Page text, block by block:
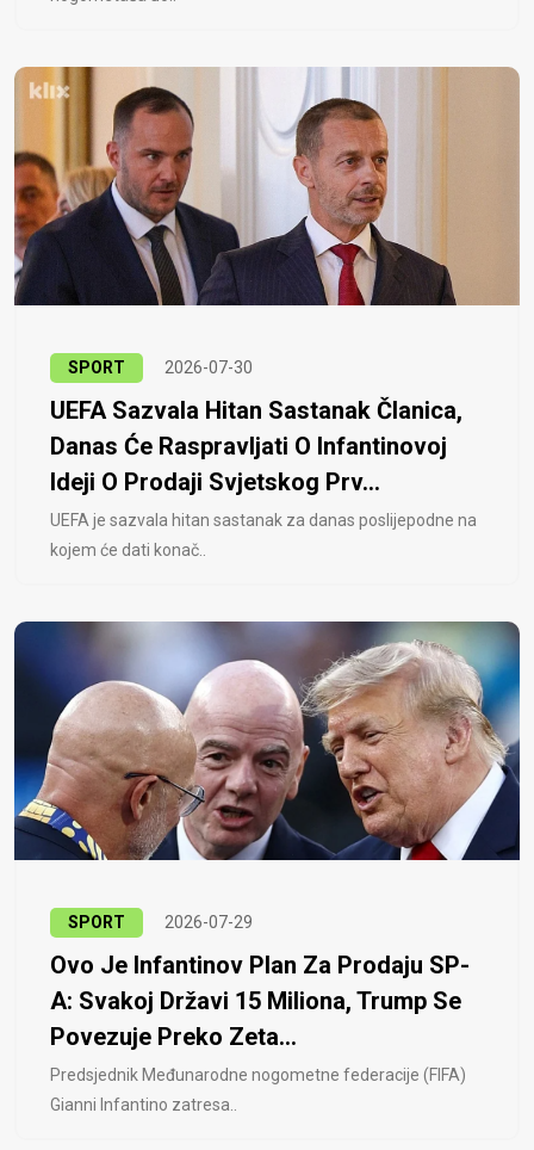
SPORT 2026-07-30
UEFA Sazvala Hitan Sastanak Članica,
Danas Će Raspravljati O Infantinovoj
Ideji O Prodaji Svjetskog Prv...
UEFA je sazvala hitan sastanak za danas poslijepodne na
kojem će dati konač..
SPORT 2026-07-29
Ovo Je Infantinov Plan Za Prodaju SP-
A: Svakoj Državi 15 Miliona, Trump Se
Povezuje Preko Zeta...
Predsjednik Međunarodne nogometne federacije (FIFA)
Gianni Infantino zatresa..